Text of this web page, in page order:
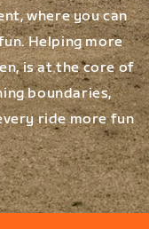
where you can
Helping more
is at the core of
boundaries,
ride more fun